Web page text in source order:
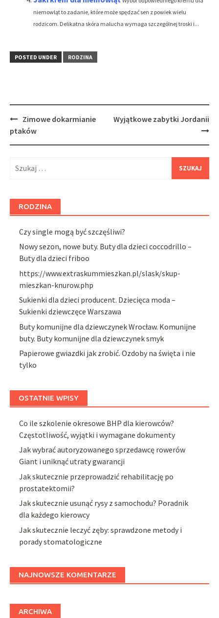
niemowląt to zadanie, które może spędzać sen z powiek wielu
rodzicom. Delikatna skóra malucha wymaga szczególnej troski i...
POSTED UNDER RODZINA
Post
navigation
Zimowe dokarmianie
ptaków
Wyjątkowe zabytki Jordanii
RODZINA
Czy single mogą być szczęśliwi?
Nowy sezon, nowe buty. Buty dla dzieci coccodrillo –
Buty dla dzieci friboo
https://www.extraskummieszkan.pl/slask/skup-
mieszkan-knurow.php
Sukienki dla dzieci producent. Dziecięca moda –
Sukienki dziewczęce Warszawa
Buty komunijne dla dziewczynek Wrocław. Komunijne
buty. Buty komunijne dla dziewczynek smyk
Papierowe gwiazdki jak zrobić. Ozdoby na święta i nie
tylko
OSTATNIE WPISY
Co ile szkolenie okresowe BHP dla kierowców?
Częstotliwość, wyjątki i wymagane dokumenty
Jak wybrać autoryzowanego sprzedawcę rowerów
Giant i uniknąć utraty gwarancji
Jak skutecznie przeprowadzić rehabilitację po
prostatektomii?
Jak skutecznie usunąć rysy z samochodu? Poradnik
dla każdego kierowcy
Jak skutecznie leczyć zęby: sprawdzone metody i
porady stomatologiczne
NAJNOWSZE KOMENTARZE
ARCHIWA